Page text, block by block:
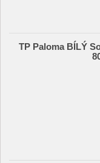
TP Paloma BÍLÝ